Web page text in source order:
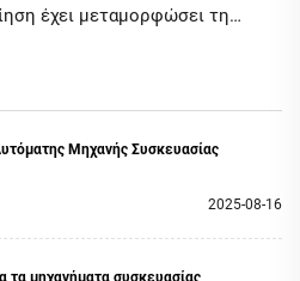
έχει μεταμορφώσει τη
Στον
η χρήση
μηχανή κόλλησης και
παράδειγμα του τρόπου
Μηχανής Συσκευασίας
2025-08-16
τα μηχανήματα συσκευασίας